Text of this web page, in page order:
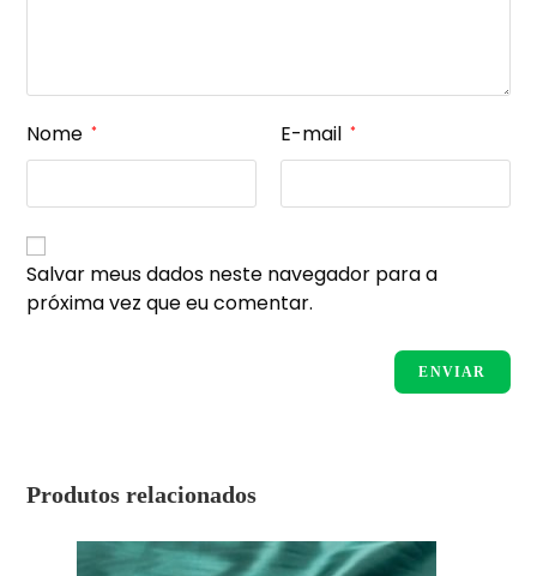
Nome * E-mail *
Salvar meus dados neste navegador para a
próxima vez que eu comentar.
Produtos relacionados